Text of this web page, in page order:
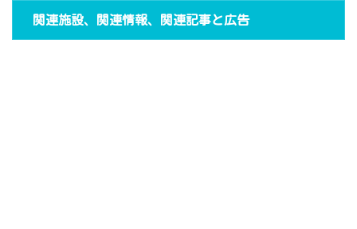
関連施設、関連情報、関連記事と広告